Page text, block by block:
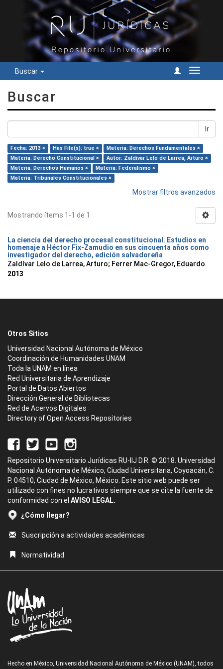
Buscar
Cambiar
Buscar
Ir
Fecha: 2013 × Has File(s): true ×
Materia: Derechos Fundamentales ×
Materia: Derecho Constitucional ×
Autor: Zaldívar Lelo de Larrea, Arturo ×
Materia: Derechos Humanos ×
Materia: Federalismo ×
Materia: Tribunales Constitucionales ×
Mostrar filtros avanzados
Mostrando ítems 1-1 de 1
La ciencia del derecho procesal constitucional. Estudios en
homenaje a Héctor Fix-Zamudio en sus cincuenta años como
investigador del derecho, edición salvadoreña
Zaldívar Lelo de Larrea, Arturo; Ferrer Mac-Gregor, Eduardo
2013
Otros Sitios
Universidad Nacional Autónoma de México
Coordinación de Humanidades UNAM
Toda la UNAM en línea
Red Universitaria de Aprendizaje
Portal de Datos Abiertos
Dirección General de Bibliotecas
Red de Acervos Digitales
Directory of Open Access Repositories
Repositorio Universitario Jurídicas RU-IIJ D.R. © 2018. Universidad
Nacional Autónoma de México, Ciudad Universitaria, Coyoacán, C.
P. 04510, Ciudad de México, México. Este sitio web puede ser
utilizado con fines no lucrativos siempre que se cite la fuente de
conformidad con el AVISO LEGAL.
¿Cómo llegar?
Suscripción a actividades académicas
Normatividad
Hecho en México, Universidad Nacional Autónoma de México (UNAM), todos